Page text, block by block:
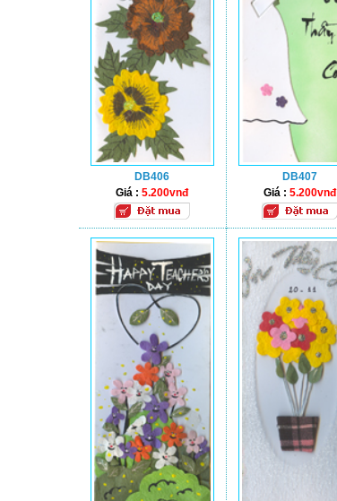
DB406
Giá : 5.200vnđ
DB407
Giá : 5.200vnđ